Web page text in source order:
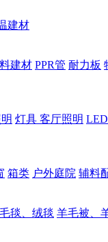
建材
建材 PPR管 耐力板
灯具 客厅照明
箱类 户外庭院 辅料
毛毯、绒毯 羊毛被、